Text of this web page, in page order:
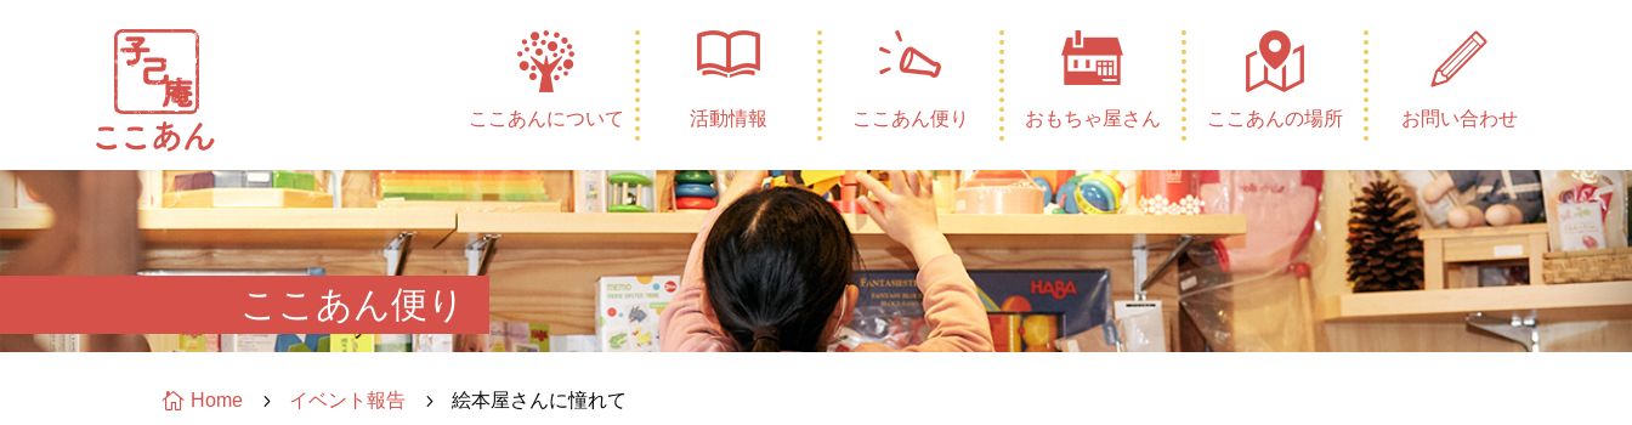
ここあんについて 活動情報 ここあん便り おもちゃ屋さん ここあんの場所 お問い合わせ
ここあん便り
 Home 5 イベント報告 5 絵本屋さんに憧れて